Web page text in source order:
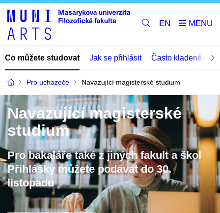
EN
Co můžete studovat Jak se přihlásit Často kladené
Pro uchazeče Navazující magisterské studium
Navazující magisterské
studium
Pro bakaláře také z jiných fakult a škol
Přihlášky můžete podávat do 30.
listopadu